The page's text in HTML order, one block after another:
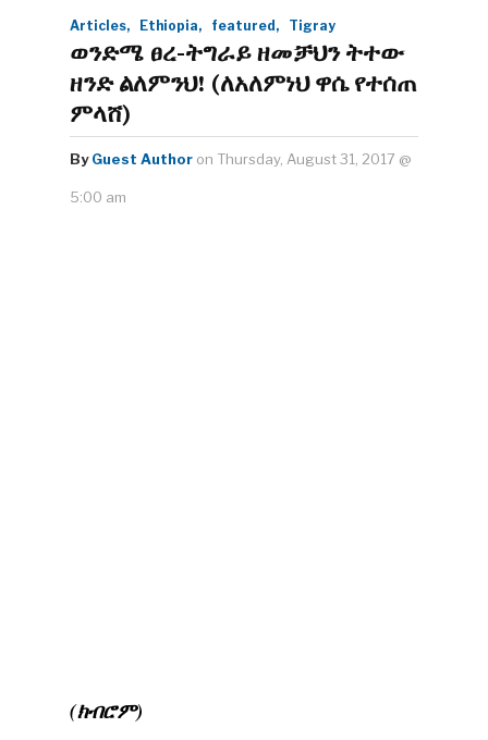
Articles, Ethiopia, featured, Tigray
ወንድሜ ፀረ-ትግራይ ዘመቻህን ትተው
ዘንድ ልለምንህ! (ለአለምነህ ዋሴ የተሰጠ
ምላሸ)
By Guest Author on Thursday, August 31, 2017 @
5:00 am
(ክብሮም)